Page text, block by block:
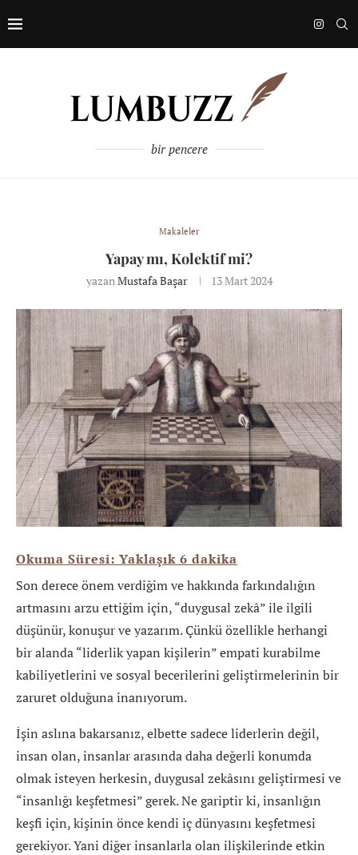
bir pencere
Makaleler
Yapay mı, Kolektif mi?
yazanMustafa Başar 13 Mart 2024
Okuma Süresi: Yaklaşık 6 dakika
Son derece önem verdiğim ve hakkında farkındalığın
artmasını arzu ettiğim için, “duygusal zekâ” ile ilgili
düşünür, konuşur ve yazarım. Çünkü özellikle herhangi
bir alanda “liderlik yapan kişilerin” empati kurabilme
kabiliyetlerini ve sosyal becerilerini geliştirmelerinin bir
zaruret olduğuna inanıyorum.
İşin aslına bakarsanız, elbette sadece liderlerin değil,
insan olan, insanlar arasında daha değerli konumda
olmak isteyen herkesin, duygusal zekâsını geliştirmesi ve
“insanlığı keşfetmesi” gerek. Ne gariptir ki, insanlığın
keşfi için, kişinin önce kendi iç dünyasını keşfetmesi
gerekiyor. Yani diğer insanlarla olan ilişkilerinde etkin